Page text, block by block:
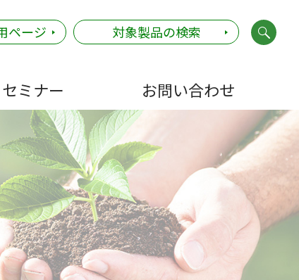
ページ 対象製品の検索
セミナー お問い合わせ